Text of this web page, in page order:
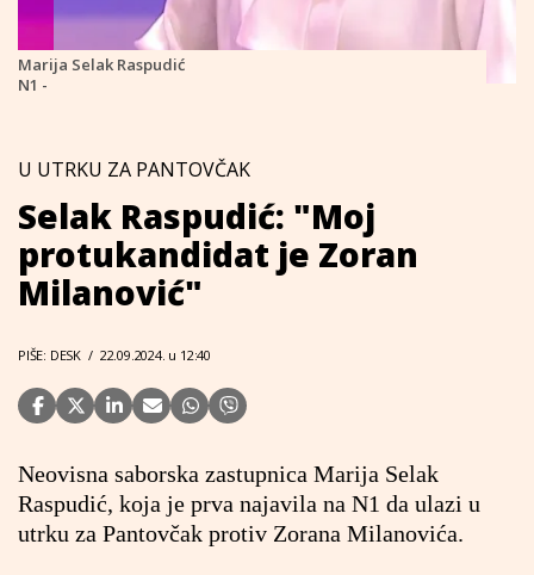
Marija Selak Raspudić
N1 -
U UTRKU ZA PANTOVČAK
Selak Raspudić: "Moj
protukandidat je Zoran
Milanović"
PIŠE: DESK / 22.09.2024. u 12:40
Neovisna saborska zastupnica Marija Selak
Raspudić, koja je prva najavila na N1 da ulazi u
utrku za Pantovčak protiv Zorana Milanovića.